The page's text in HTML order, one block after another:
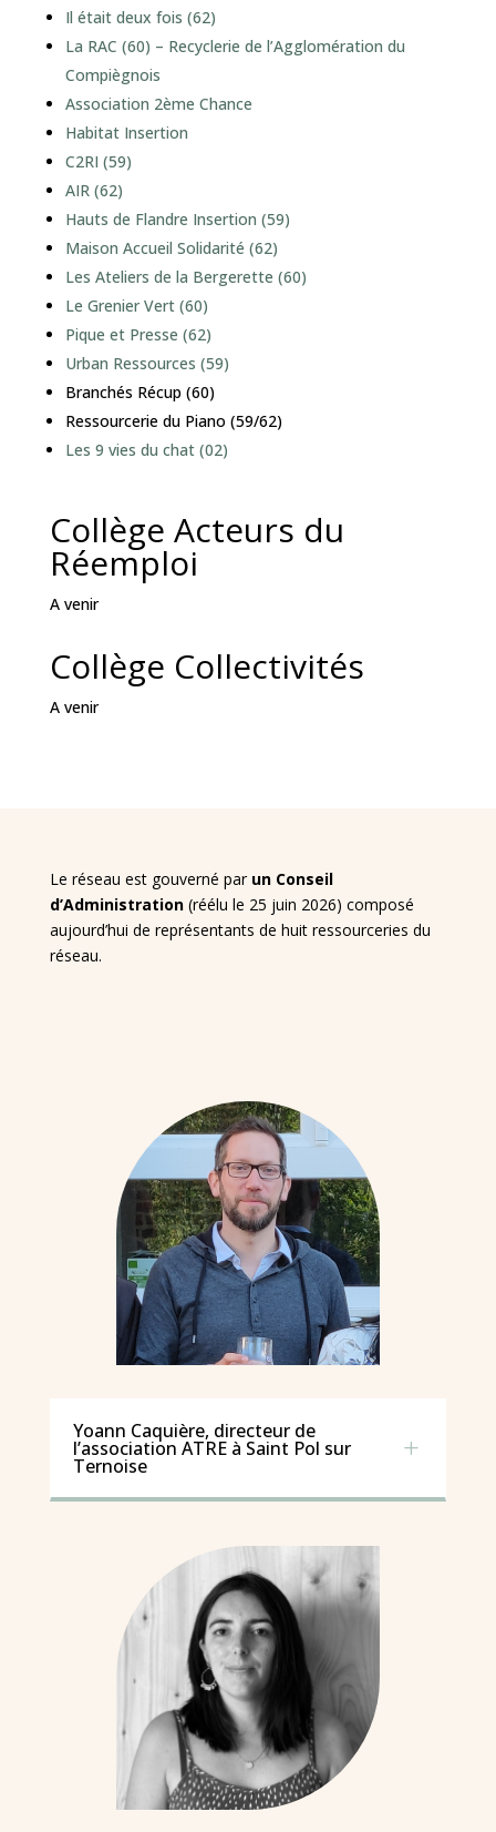
Il était deux fois (62)
La RAC (60) – Recyclerie de l’Agglomération du
Compiègnois
Association 2ème Chance
Habitat Insertion
C2RI (59)
AIR (62)
Hauts de Flandre Insertion (59)
Maison Accueil Solidarité (62)
Les Ateliers de la Bergerette (60)
Le Grenier Vert (60)
Pique et Presse (62)
Urban Ressources (59)
Branchés Récup (60)
Ressourcerie du Piano (59/62)
Les 9 vies du chat (02)
Collège Acteurs du
Réemploi
A venir
Collège Collectivités
A venir
Le réseau est gouverné par un Conseil
d’Administration(réélu le 25 juin 2026) composé
aujourd’hui de représentants de huit ressourceries du
réseau.
Yoann Caquière, directeur de
l’association ATRE à Saint Pol sur
Ternoise
L